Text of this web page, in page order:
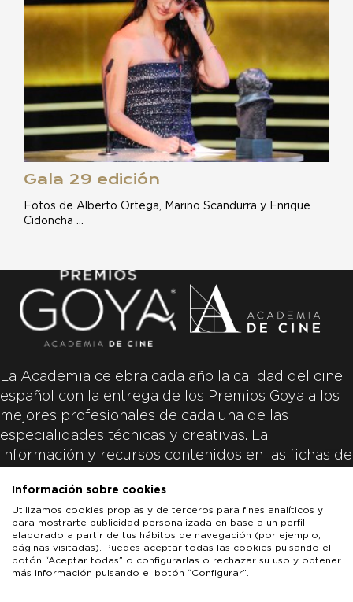
Gala 29 edición
Fotos de Alberto Ortega, Marino Scandurra y Enrique
Cidoncha …
La Academia celebra cada año la calidad del cine
español con la entrega de los Premios Goya a los
mejores profesionales de cada una de las
especialidades técnicas y creativas. La
información y recursos contenidos en las fichas de
productoras de las películas y responsabilidad
única y exclusiva de las mismas.
Información sobre cookies
Utilizamos cookies propias y de terceros para fines analíticos y
para mostrarte publicidad personalizada en base a un perfil
elaborado a partir de tus hábitos de navegación (por ejemplo,
páginas visitadas). Puedes aceptar todas las cookies pulsando el
botón “Aceptar todas” o configurarlas o rechazar su uso y obtener
más información pulsando el botón “Configurar”.